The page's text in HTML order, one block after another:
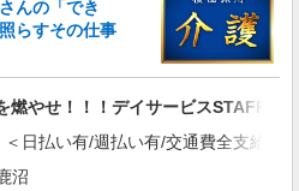
ど、お好きな勤務地をお選び下さ
詳細を見る
イで送迎、見守りなど★鹿沼市★運
んの「でき
らすその仕事
やせ！！！デイサービスSTAFF
日払い有/週払い有/交通費全支給(ガ
沼